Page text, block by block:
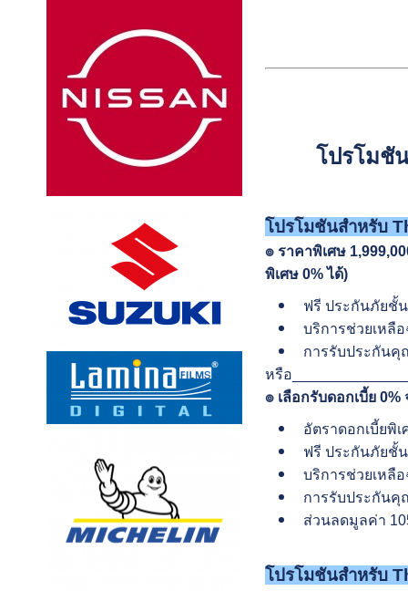
โปรโมชัน
โปรโมชันสำหรับ
๏ ราคาพิเศษ
พิเศษ 0% ได้)
ฟรี ประกันภัยชั้น
บริการช่วยเหลือ
การรับประกันคุ
หรือ
๏ เลือกรับดอกเบี้ย
อัตราดอกเบี้ยพิ
ฟรี ประกันภัยชั้น
บริการช่วยเหลือ
การรับประกันคุ
ส่วนลดมูลค่า
โปรโมชันสำหรับ